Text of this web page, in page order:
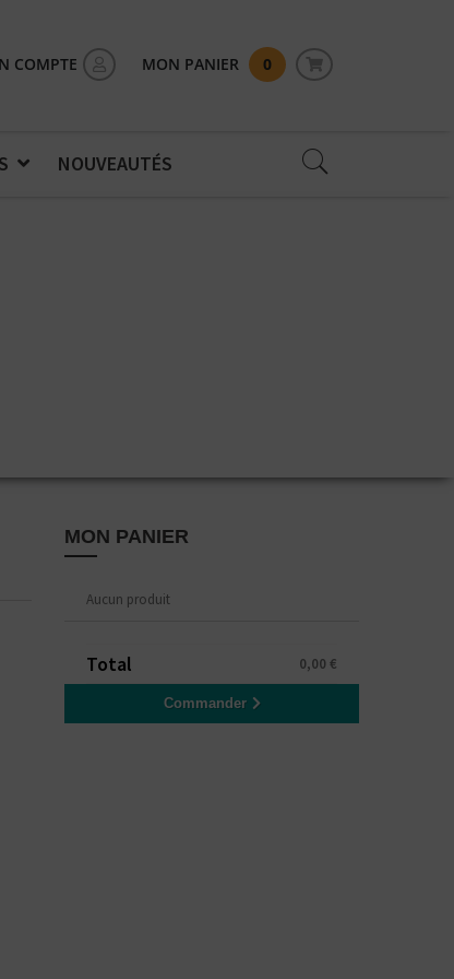
COMPTE MON PANIER 0
NOUVEAUTÉS
MON PANIER
Aucun produit
0,00 €
Total
Commander